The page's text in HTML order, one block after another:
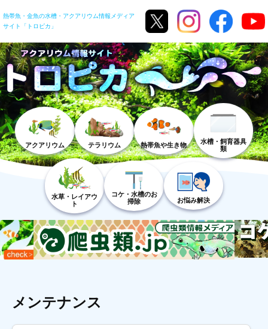
熱帯魚・金魚の水槽・アクアリウム情報メディア
サイト「トロピカ」
アクアリウム テラリウム 熱帯魚や生き物
水槽・飼育器具
類
水草・レイアウ
ト
コケ・水槽のお
掃除
お悩み解決
メンテナンス